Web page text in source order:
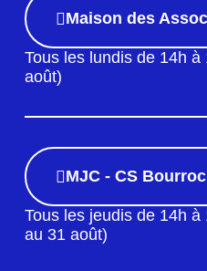
Maison des
Tous les lundis de 14h
août)
MJC - CS
Tous les jeudis de 14h
au 31 août)